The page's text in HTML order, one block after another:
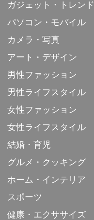
ガジェット・トレンド
パソコン・モバイル
カメラ・写真
アート・デザイン
男性ファッション
男性ライフスタイル
女性ファッション
女性ライフスタイル
結婚・育児
グルメ・クッキング
ホーム・インテリア
スポーツ
健康・エクササイズ